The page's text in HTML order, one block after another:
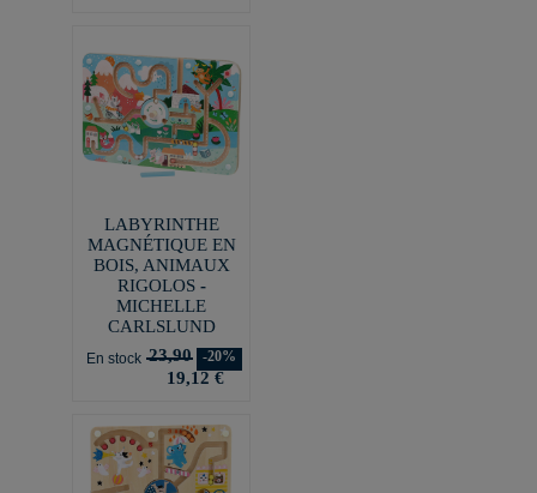
LABYRINTHE
MAGNÉTIQUE EN
BOIS, ANIMAUX
RIGOLOS -
MICHELLE
CARLSLUND
En stock 23,90 -20%
19,12 €